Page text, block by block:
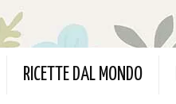
RICETTE DAL MONDO